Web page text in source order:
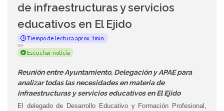
de infraestructuras y servicios
educativos en El Ejido
Tiempo de lectura aprox. 1min.
Escuchar noticia
Reunión entre Ayuntamiento, Delegación y APAE para
analizar todas las necesidades en materia de
infraestructuras y servicios educativos en El Ejido
El delegado de Desarrollo Educativo y Formación Profesional,